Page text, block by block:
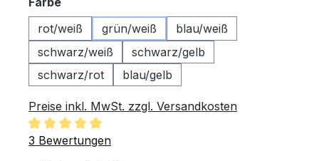
rot/weiß
grün/weiß
blau/weiß
schwarz/weiß
schwarz/gelb
schwarz/rot
blau/gelb
Preise inkl. MwSt. zzgl. Versandkosten
Durchschnittliche Bewertung von 5 von 5 Sternen
3 Bewertungen